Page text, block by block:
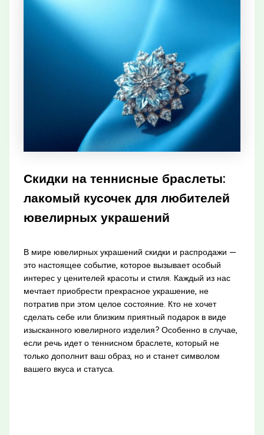
Скидки на теннисные браслеты:
лакомый кусочек для любителей
ювелирных украшений
В мире ювелирных украшений скидки и распродажи —
это настоящее событие, которое вызывает особый
интерес у ценителей красоты и стиля. Каждый из нас
мечтает приобрести прекрасное украшение, не
потратив при этом целое состояние. Кто не хочет
сделать себе или близким приятный подарок в виде
изысканного ювелирного изделия? Особенно в случае,
если речь идет о теннисном браслете, который не
только дополнит ваш образ, но и станет символом
вашего вкуса и статуса.